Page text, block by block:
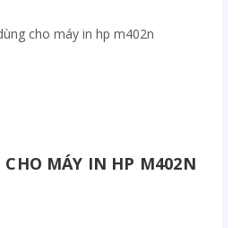
CHO MÁY IN HP M402N